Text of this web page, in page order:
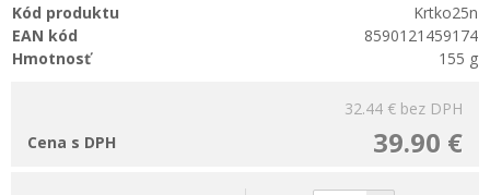
Kód produktu
Krtko25n
EAN kód
8590121459174
Hmotnosť
155 g
32.44 € bez DPH
39.90 €
Cena s DPH